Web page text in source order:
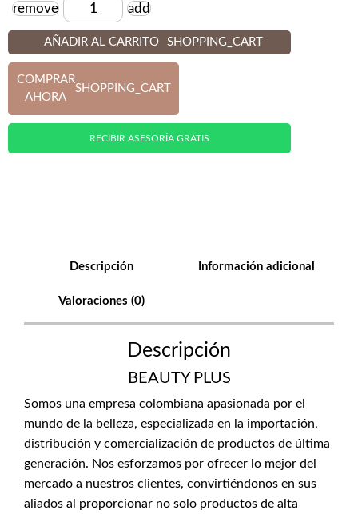
Cantidad
remove add
AÑADIR AL CARRITO SHOPPING_CART
COMPRAR
AHORA
SHOPPING_CART
RECIBIR ASESORÍA GRATIS
Descripción Información adicional
Valoraciones (0)
Descripción
BEAUTY PLUS
Somos una empresa colombiana apasionada por el
mundo de la belleza, especializada en la importación,
distribución y comercialización de productos de última
generación. Nos esforzamos por ofrecer lo mejor del
mercado a nuestros clientes, convirtiéndonos en sus
aliados al proporcionar no solo productos de alta